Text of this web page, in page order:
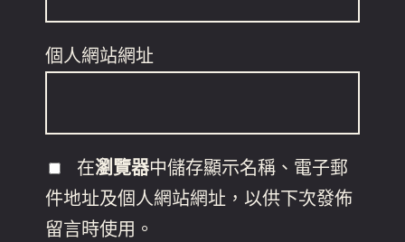
個人網站網址
在瀏覽器中儲存顯示名稱、電子郵
件地址及個人網站網址，以供下次發佈
留言時使用。